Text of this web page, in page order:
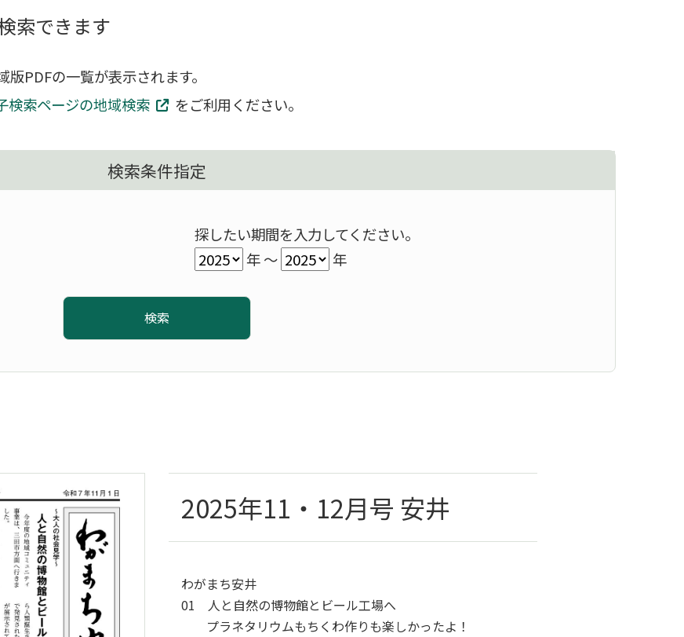
索できます
PDFの一覧が表示されます。
検索ページの地域検索 をご利用ください。
検索条件指定
探したい期間を入力してください。
年 ～
年
検索
2025年11・12月号 安井
わがまち安井
01 人と自然の博物館とビール工場へ
プラネタリウムもちくわ作りも楽しかったよ！